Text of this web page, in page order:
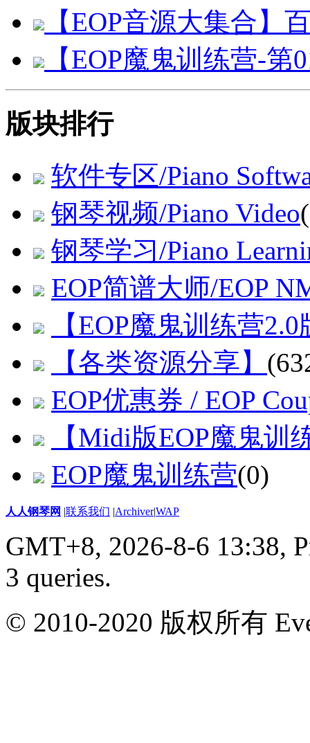
【EOP音源大集合】
【EOP魔鬼训练营-第
版块排行
软件专区/Piano
钢琴视频/Piano Video
钢琴学习/Piano
EOP简谱大师/EOP
【EOP魔鬼训练营2.0
【各类资源分享】
EOP优惠券 / EOP
【Midi版EOP魔鬼训
EOP魔鬼训练营(0)
人人钢琴网 |联系我们 |Archiver|WAP
GMT+8, 2026-8-6 13:38,
3 queries.
© 2010-2020 版权所有